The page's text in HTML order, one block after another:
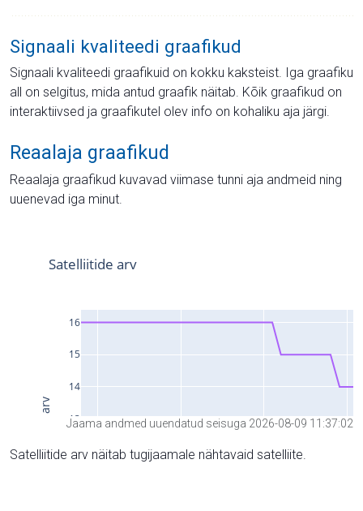
Signaali kvaliteedi graafikud
Signaali kvaliteedi graafikuid on kokku kaksteist. Iga graafiku
all on selgitus, mida antud graafik näitab. Kõik graafikud on
interaktiivsed ja graafikutel olev info on kohaliku aja järgi.
Reaalaja graafikud
Reaalaja graafikud kuvavad viimase tunni aja andmeid ning
uuenevad iga minut.
Jaama andmed uuendatud seisuga 2026-08-09 11:37:02
Satelliitide arv näitab tugijaamale nähtavaid satelliite.